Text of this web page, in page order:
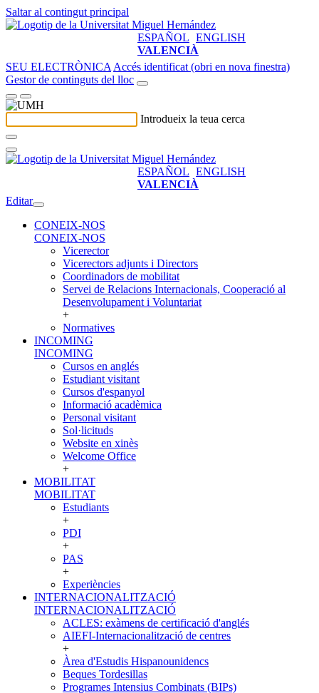
Saltar al contingut principal
ESPAÑOL ENGLISH
VALENCIÀ
SEU ELECTRÒNICA Accés identificat (obri en nova finestra)
Gestor de continguts del lloc
Introdueix la teua cerca
ESPAÑOL ENGLISH
VALENCIÀ
Editar
CONEIX-NOS
CONEIX-NOS
Vicerector
Vicerectors adjunts i Directors
Coordinadors de mobilitat
Servei de Relacions Internacionals, Cooperació al
Desenvolupament i Voluntariat
+
Normatives
INCOMING
INCOMING
Cursos en anglés
Estudiant visitant
Cursos d'espanyol
Informació acadèmica
Personal visitant
Sol·licituds
Website en xinès
Welcome Office
+
MOBILITAT
MOBILITAT
Estudiants
+
PDI
+
PAS
+
Experiències
INTERNACIONALITZACIÓ
INTERNACIONALITZACIÓ
ACLES: exàmens de certificació d'anglés
AIEFI-Internacionalització de centres
+
Àrea d'Estudis Hispanounidencs
Beques Tordesillas
Programes Intensius Combinats (BIPs)